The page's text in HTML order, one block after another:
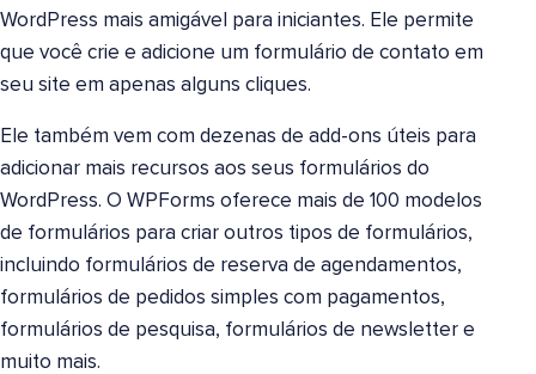
WordPress mais amigável para iniciantes. Ele permite
que você crie e adicione um formulário de contato em
seu site em apenas alguns cliques.
Ele também vem com dezenas de add-ons úteis para
adicionar mais recursos aos seus formulários do
WordPress. O WPForms oferece mais de 100 modelos
de formulários para criar outros tipos de formulários,
incluindo formulários de reserva de agendamentos,
formulários de pedidos simples com pagamentos,
formulários de pesquisa, formulários de newsletter e
muito mais.